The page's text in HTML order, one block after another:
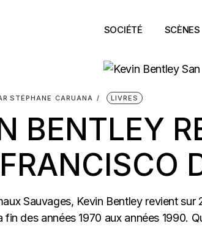
SOCIÉTÉ SCÈNES
STÉPHANE CARUANA LIVRES
BENTLEY
Sauvages, Kevin Bentley revient
fin des années 1970 aux années 1990.